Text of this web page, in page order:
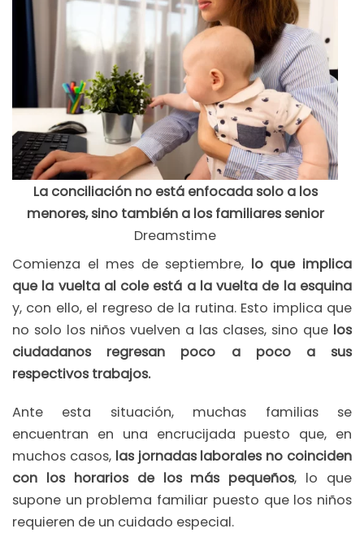
La conciliación no está enfocada solo a los
menores, sino también a los familiares senior
Dreamstime
Comienza el mes de septiembre, lo que implica
que la vuelta al cole está a la vuelta de la esquina
y, con ello, el regreso de la rutina. Esto implica que
no solo los niños vuelven a las clases, sino que los
ciudadanos regresan poco a poco a sus
respectivos trabajos.
Ante esta situación, muchas familias se
encuentran en una encrucijada puesto que, en
muchos casos, las jornadas laborales no coinciden
con los horarios de los más pequeños, lo que
supone un problema familiar puesto que los niños
requieren de un cuidado especial.